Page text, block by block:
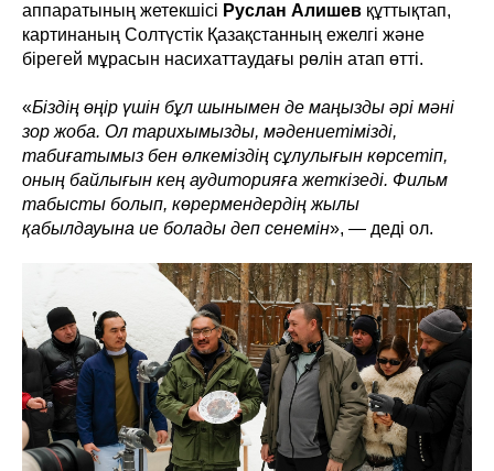
аппаратының жетекшісі Руслан Алишев құттықтап,
картинаның Солтүстік Қазақстанның ежелгі және
бірегей мұрасын насихаттаудағы рөлін атап өтті.
«Біздің өңір үшін бұл шынымен де маңызды әрі мәні
зор жоба. Ол тарихымызды, мәдениетімізді,
табиғатымыз бен өлкеміздің сұлулығын көрсетіп,
оның байлығын кең аудиторияға жеткізеді. Фильм
табысты болып, көрермендердің жылы
қабылдауына ие болады деп сенемін», — деді ол.